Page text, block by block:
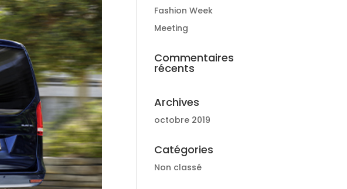
Fashion Week
Meeting
Commentaires
récents
Archives
octobre 2019
Catégories
Non classé